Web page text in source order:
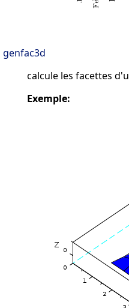
genfac3d
calcule les facettes
Exemple: